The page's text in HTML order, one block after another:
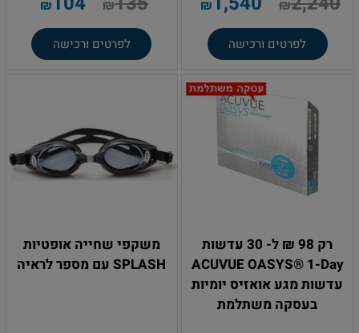
₪
₪
לפרטים ורכישה
₪
₪
לפרטים ורכישה
רק 98 ₪ ל- 30 עדשות
ACUVUE OASYS® 1-Day
עדשות מגע אואזיס יומיות
בעסקה משתלמת
משקפי שחייה אופטיות
SPLASH עם מספר לראיה